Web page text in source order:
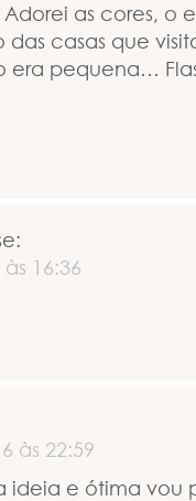
as cores, o
das casas que
era pequena…
16:36
às 22:59
ideia e ótima vou